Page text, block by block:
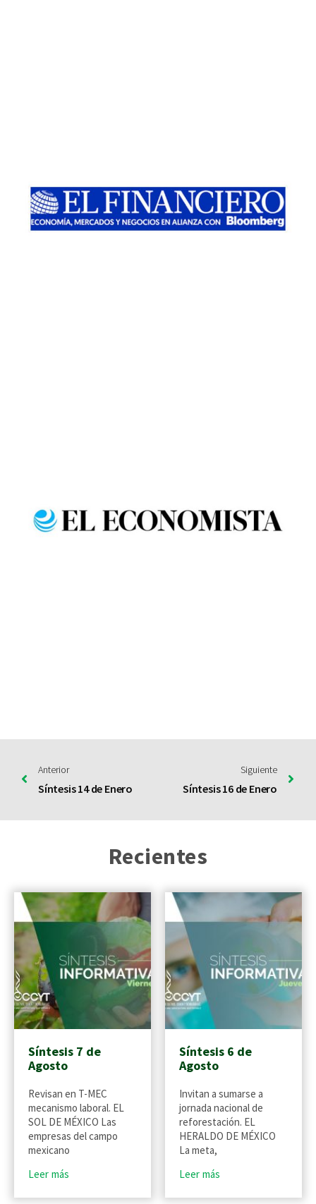
Anterior
Síntesis 14 de Enero
Siguiente
Síntesis 16 de Enero
Recientes
Síntesis 7 de
Agosto
Revisan en T-MEC
mecanismo laboral. EL
SOL DE MÉXICO Las
empresas del campo
mexicano
Leer más
Síntesis 6 de
Agosto
Invitan a sumarse a
jornada nacional de
reforestación. EL
HERALDO DE MÉXICO
La meta,
Leer más